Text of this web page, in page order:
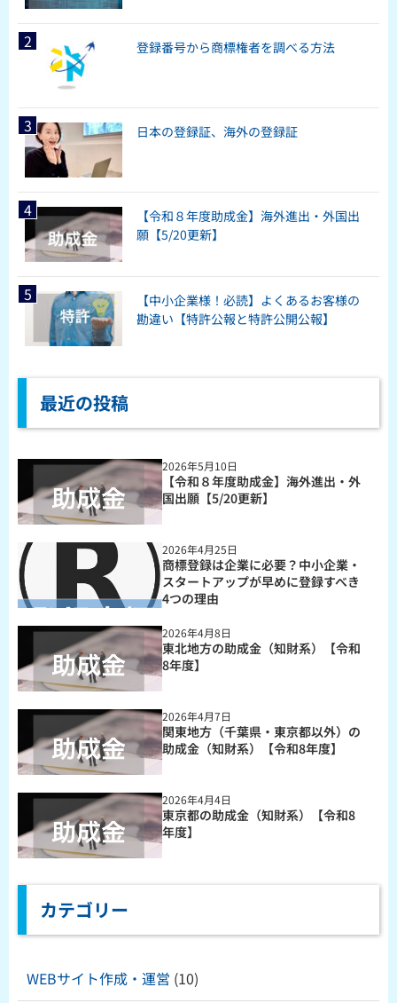
登録番号から商標権者を調べる方法
日本の登録証、海外の登録証
【令和８年度助成金】海外進出・外国出
願【5/20更新】
【中小企業様！必読】よくあるお客様の
勘違い【特許公報と特許公開公報】
最近の投稿
2026年5月10日
【令和８年度助成金】海外進出・外
国出願【5/20更新】
2026年4月25日
商標登録は企業に必要？中小企業・
スタートアップが早めに登録すべき
4つの理由
2026年4月8日
東北地方の助成金（知財系）【令和
8年度】
2026年4月7日
関東地方（千葉県・東京都以外）の
助成金（知財系）【令和8年度】
2026年4月4日
東京都の助成金（知財系）【令和8
年度】
カテゴリー
WEBサイト作成・運営 (10)